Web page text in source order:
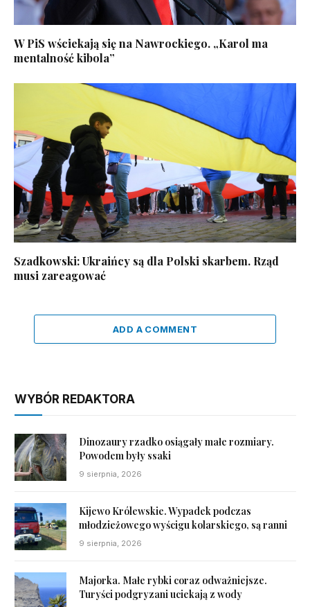
W PiS wściekają się na Nawrockiego. „Karol ma
mentalność kibola”
Szadkowski: Ukraińcy są dla Polski skarbem. Rząd
musi zareagować
ADD A COMMENT
WYBÓR REDAKTORA
Dinozaury rzadko osiągały małe rozmiary.
Powodem były ssaki
9 sierpnia, 2026
Kijewo Królewskie. Wypadek podczas
młodzieżowego wyścigu kolarskiego, są ranni
9 sierpnia, 2026
Majorka. Małe rybki coraz odważniejsze.
Turyści podgryzani uciekają z wody